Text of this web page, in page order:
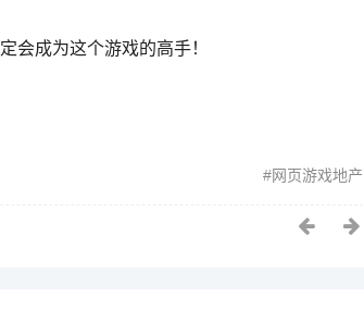
会成为这个游戏的高手！
网页游戏地产